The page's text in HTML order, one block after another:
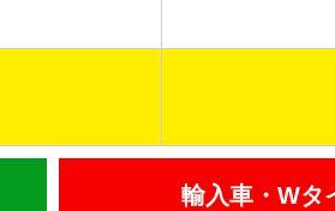
輸入車・Wタ